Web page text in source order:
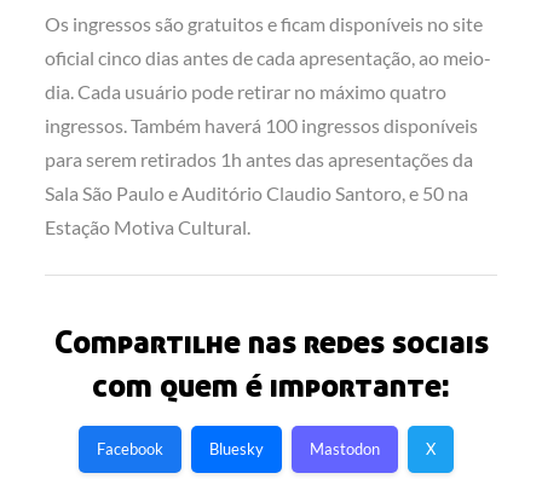
Os ingressos são gratuitos e ficam disponíveis no site
oficial cinco dias antes de cada apresentação, ao meio-
dia. Cada usuário pode retirar no máximo quatro
ingressos. Também haverá 100 ingressos disponíveis
para serem retirados 1h antes das apresentações da
Sala São Paulo e Auditório Claudio Santoro, e 50 na
Estação Motiva Cultural.
Compartilhe nas redes sociais
com quem é importante:
Facebook Bluesky Mastodon X